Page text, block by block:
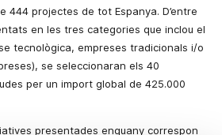
444 projectes de tot Espanya. D’entre
en les tres categories que inclou el
tecnològica, empreses tradicionals i/o
se seleccionaran els 40
per un import global de 425.000
presentades enguany correspon